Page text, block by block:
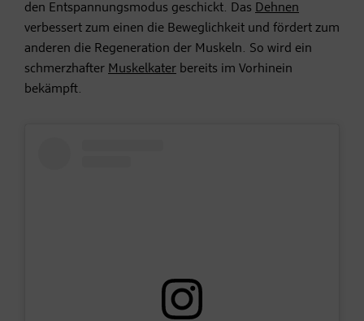
den Entspannungsmodus geschickt. Das Dehnen
verbessert zum einen die Beweglichkeit und fördert zum
anderen die Regeneration der Muskeln. So wird ein
schmerzhafter Muskelkater bereits im Vorhinein
bekämpft.